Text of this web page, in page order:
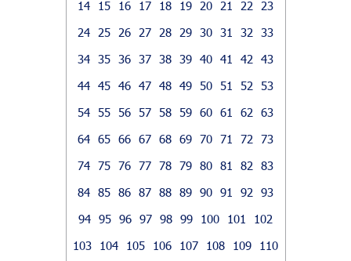
14
15 16 17 18 19 20 21 22
23
24
25 26 27 28 29 30 31 32
33
34 35 36 37 38 39 40 41 42
43
44 45 46 47 48 49 50 51 52
53
54 55 56 57 58 59 60 61 62
63
64 65 66 67 68 69 70 71 72
73
74 75 76 77 78 79 80 81 82
83
84 85 86 87 88 89 90 91 92
93
94 95 96 97 98 99 100 101
102
103
104 105 106 107 108 109
110